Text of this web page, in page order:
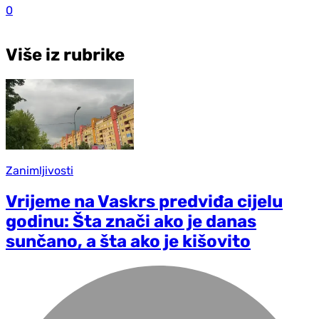
0
Više iz rubrike
Zanimljivosti
Vrijeme na Vaskrs predviđa cijelu
godinu: Šta znači ako je danas
sunčano, a šta ako je kišovito